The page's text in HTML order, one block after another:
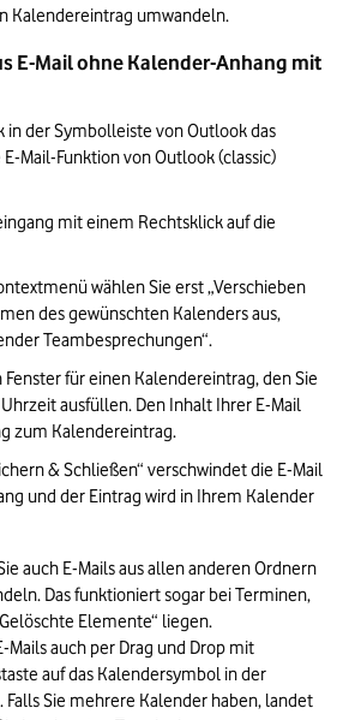
Kalendereintrag umwandeln.
E-Mail ohne Kalender-Anhang mit
in der Symbolleiste von Outlook das
Mail-Funktion von Outlook (classic)
mit einem Rechtsklick auf die
wählen Sie erst „Verschieben
des gewünschten Kalenders aus,
Teambesprechungen“.
Fenster für einen Kalendereintrag, den Sie
ausfüllen. Den Inhalt Ihrer E-Mail
zum Kalendereintrag.
& Schließen“ verschwindet die E-Mail
und der Eintrag wird in Ihrem Kalender
auch E-Mails aus allen anderen Ordnern
Das funktioniert sogar bei Terminen,
Elemente“ liegen.
Mails auch per Drag und Drop mit
auf das Kalendersymbol in der
Sie mehrere Kalender haben, landet